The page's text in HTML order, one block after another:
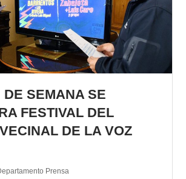
DE SEMANA SE
FESTIVAL DEL
DE LA VOZ
Prensa